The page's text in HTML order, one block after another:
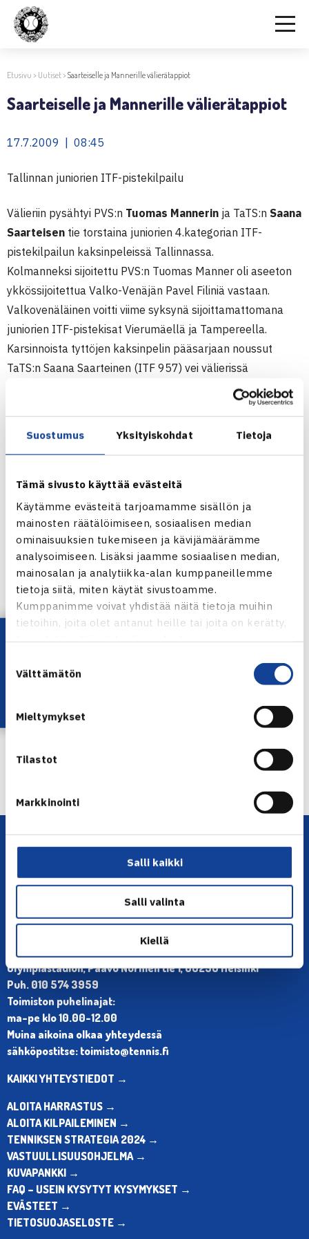
Suostumus Yksityiskohdat Tietoja
Tämä sivusto käyttää evästeitä
Käytämme evästeitä tarjoamamme sisällön ja
mainosten räätälöimiseen, sosiaalisen median
ominaisuuksien tukemiseen ja kävijämäärämme
analysoimiseen. Lisäksi jaamme sosiaalisen median,
mainosalan ja analytiikka-alan kumppaneillemme
tietoja siitä, miten käytät sivustoamme.
Kumppanimme voivat yhdistää näitä tietoja muihin
tietoihin, joita olet antanut heille tai joita on kerätty,
kun olet käyttänyt heidän palvelujaan.
valinta
Välttämätön
Mieltymykset
Tilastot
Markkinointi
Salli kaikki
Salli valinta
Kiellä
Etusivu > Uutiset>Saarteiselle ja Mannerille välierätappiot
Saarteiselle ja Mannerille välierätappiot
17.7.2009 | 08:45
Tallinnan juniorien ITF-pistekilpailu
Välieriin pysähtyi PVS:n Tuomas Mannerin ja TaTS:n Saana
Saarteisen tie torstaina juniorien 4.kategorian ITF-
pistekilpailun kaksinpeleissä Tallinnassa.
Kolmanneksi sijoitettu PVS:n Tuomas Manner oli aseeton
ykkössijoitettua Valko-Venäjän Pavel Filiniä vastaan.
Valkovenäläinen voitti viime syksynä sijoittamattomana
juniorien ITF-pistekisat Vierumäellä ja Tampereella.
Karsinnoista tyttöjen kaksinpelin pääsarjaan noussut
TaTS:n Saana Saarteinen (ITF 957) vei välierissä
ensimmäisen erän Viron 14-vuotiaalta Anett Kontaveitilta,
mutta joutui sitten taipumaan kahdessa seuraavassa
Juniorien ITF-pistekilpailu (4.kategoria)
11.-17.7. Tallinna, Viro
Poikien kaksinpeli
Välieriä: Pavel Filin Valko-Venäjä (1.) – Tuomas Manner
(3.) 61 60
Tyttöjen kaksinpeli
Välieriä: Anett Kontaveit Viro (villi kortti) – Saana
Saarteinen (karsija) 26 60 63
← Edellinen
Lataa OmaTennis!
Olympiastadion, Paavo Nurmen tie 1, 00250 Helsinki
Puh. 010 574 3959
Toimiston puhelinajat:
ma-pe klo 10.00-12.00
Muina aikoina olkaa yhteydessä
sähköpostitse: toimisto@tennis.fi
KAIKKI YHTEYSTIEDOT →
ALOITA HARRASTUS →
ALOITA KILPAILEMINEN →
TENNIKSEN STRATEGIA 2024 →
VASTUULLISUUSOHJELMA →
KUVAPANKKI →
FAQ – USEIN KYSYTYT KYSYMYKSET →
EVÄSTEET →
TIETOSUOJASELOSTE →